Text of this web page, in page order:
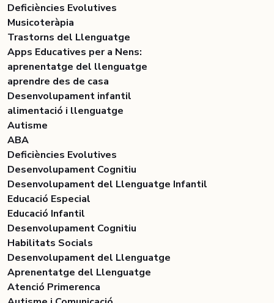
Deficiències Evolutives
Musicoteràpia
Trastorns del Llenguatge
Apps Educatives per a Nens:
aprenentatge del llenguatge
aprendre des de casa
Desenvolupament infantil
alimentació i llenguatge
Autisme
ABA
Deficiències Evolutives
Desenvolupament Cognitiu
Desenvolupament del Llenguatge Infantil
Educació Especial
Educació Infantil
Desenvolupament Cognitiu
Habilitats Socials
Desenvolupament del Llenguatge
Aprenentatge del Llenguatge
Atenció Primerenca